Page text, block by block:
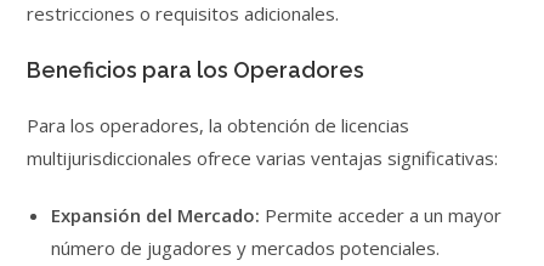
restricciones o requisitos adicionales.
Beneficios para los Operadores
Para los operadores, la obtención de licencias
multijurisdiccionales ofrece varias ventajas significativas:
Expansión del Mercado: Permite acceder a un mayor
número de jugadores y mercados potenciales.